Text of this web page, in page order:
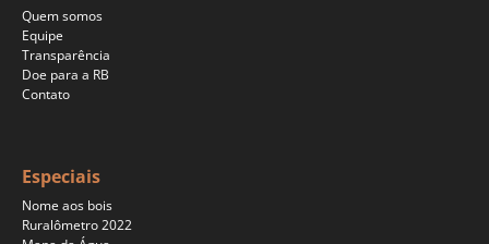
Quem somos
Equipe
Transparência
Doe para a RB
Contato
Especiais
Nome aos bois
Ruralômetro 2022